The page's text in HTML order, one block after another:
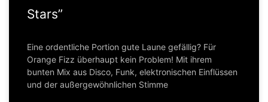
Stars”
Eine ordentliche Portion gute Laune gefällig? Für
Orange Fizz überhaupt kein Problem! Mit ihrem
bunten Mix aus Disco, Funk, elektronischen Einflüssen
und der außergewöhnlichen Stimme